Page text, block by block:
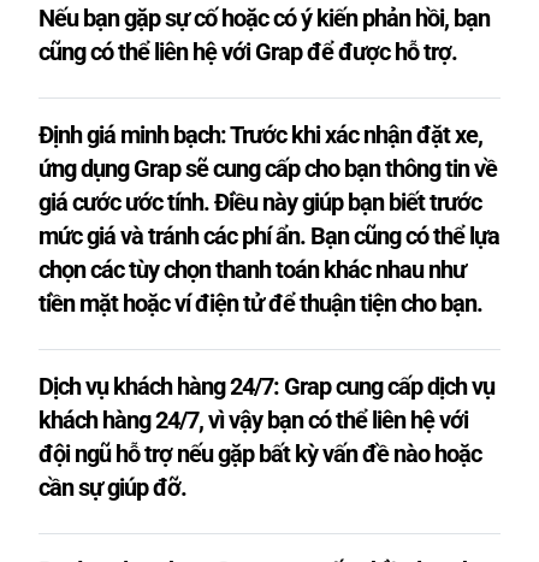
Nếu bạn gặp sự cố hoặc có ý kiến ​​phản hồi, bạn
cũng có thể liên hệ với Grap để được hỗ trợ.
Định giá minh bạch: Trước khi xác nhận đặt xe,
ứng dụng Grap sẽ cung cấp cho bạn thông tin về
giá cước ước tính. Điều này giúp bạn biết trước
mức giá và tránh các phí ẩn. Bạn cũng có thể lựa
chọn các tùy chọn thanh toán khác nhau như
tiền mặt hoặc ví điện tử để thuận tiện cho bạn.
Dịch vụ khách hàng 24/7: Grap cung cấp dịch vụ
khách hàng 24/7, vì vậy bạn có thể liên hệ với
đội ngũ hỗ trợ nếu gặp bất kỳ vấn đề nào hoặc
cần sự giúp đỡ.